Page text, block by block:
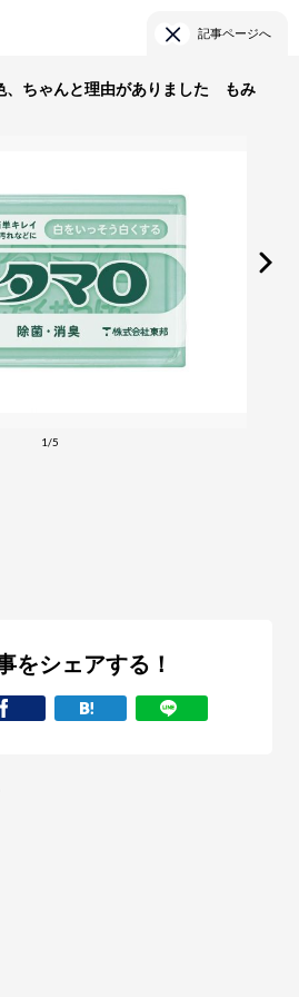
記事ページへ
、ちゃんと理由がありました もみ
1/5
をシェアする！